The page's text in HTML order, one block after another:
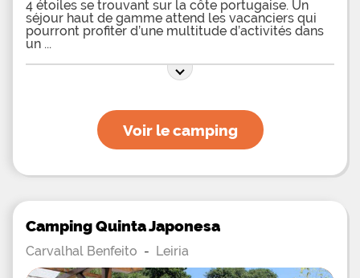
4 étoiles se trouvant sur la côte portugaise. Un
séjour haut de gamme attend les vacanciers qui
pourront profiter d’une multitude d’activités dans
un
Voir le camping
Camping Quinta Japonesa
Carvalhal Benfeito - Leiria